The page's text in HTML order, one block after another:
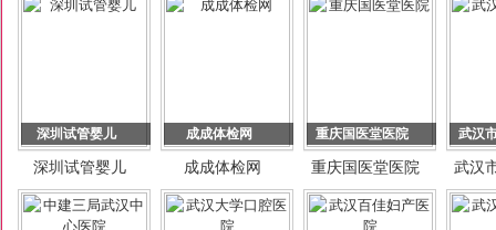
深圳试管婴儿
深圳试管婴儿
成成体检网
成成体检网
重庆国医堂医院
重庆国医堂医院
武汉
武汉